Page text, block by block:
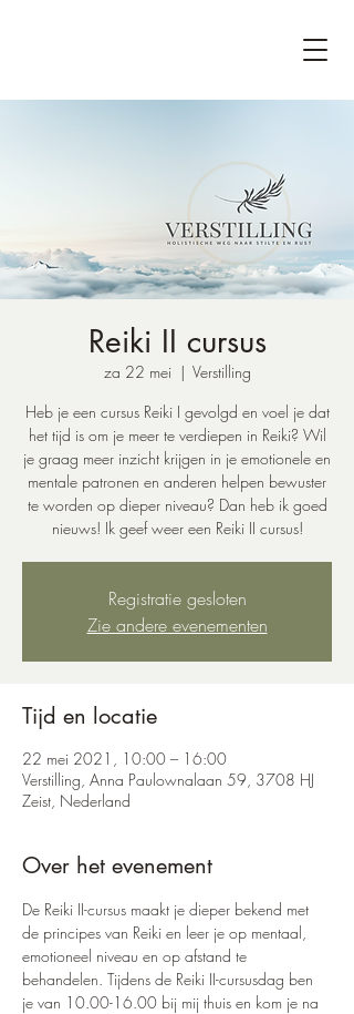
Reiki II cursus
za 22 mei
  |
Verstilling
Heb je een cursus Reiki I gevolgd en voel je dat
het tijd is om je meer te verdiepen in Reiki? Wil
je graag meer inzicht krijgen in je emotionele en
mentale patronen en anderen helpen bewuster
te worden op dieper niveau? Dan heb ik goed
nieuws! Ik geef weer een Reiki II cursus!
Registratie gesloten
Zie andere evenementen
Tijd en locatie
22 mei 2021, 10:00 – 16:00
Verstilling, Anna Paulownalaan 59, 3708 HJ
Zeist, Nederland
Over het evenement
De Reiki II-cursus maakt je dieper bekend met
de principes van Reiki en leer je op mentaal,
emotioneel niveau en op afstand te
behandelen. Tijdens de Reiki II-cursusdag ben
je van 10.00-16.00 bij mij thuis en kom je na